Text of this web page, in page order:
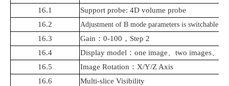
16.1 Support probe: 4D volume probe
16.2
Adjustment of B mode parameters is switchable
16.3 Gain ： 0-100 ， Step 2
16.4
Display model ： one image two images
16.5
Image Rotation ： X/Y/Z Axis
16.6
Multi-slice Visibility